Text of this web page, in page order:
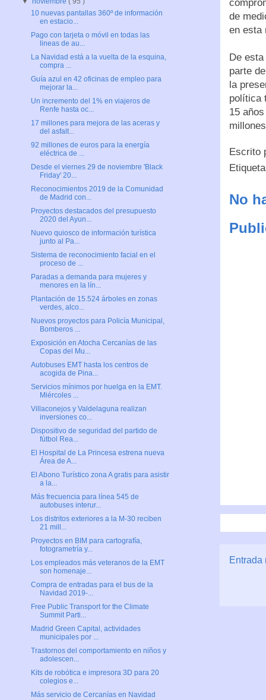
de
en esta
De
parte
la
política
15
Escrito
No
Entrada
10 nuevas pantallas 360º de información
en estacio...
Pago con tarjeta o móvil en todas las
lineas de au...
La Navidad está a la vuelta de la esquina,
compra ...
Guía azul en 42 oficinas de empleo para
mejorar la...
Un incremento del 1% en viajeros de
Renfe hasta oc...
17 millones para mejora de las aceras y
del asfalt...
92 millones de euros para la energía
eléctrica de ...
Desde el viernes 29 de noviembre 'Black
Friday' 20...
Reconocimientos 2019 de la Comunidad
de Madrid con...
Proyectos destacados del presupuesto
2020 del Ayun...
Nuevo quiosco de información turística
junto al Pa...
Sistema de reconocimiento facial en el
proceso de ...
Paradas a demanda para mujeres y
menores en la lín...
Plantación de 15.524 árboles en zonas
verdes, alco...
Nuevos proyectos para Policía Municipal,
Bomberos ...
Exposición en Atocha Cercanías de las
Copas del Mu...
Autobuses EMT hasta los centros de
acogida de Pina...
Servicios mínimos por huelga en la EMT.
Miércoles ...
Villaconejos y Valdelaguna realizan
inversiones co...
Dispositivo de seguridad del partido de
fútbol Rea...
El Hospital de La Princesa estrena nueva
Área de A...
El Abono Turístico zona A gratis para asistir
a la...
Más frecuencia para línea 545 de
autobuses interur...
Los distritos exteriores a la M-30 reciben
21 mill...
Proyectos en BIM para cartografía,
fotogrametría y...
Los empleados más veteranos de la EMT
son homenaje...
Compra de entradas para el bus de la
Navidad 2019-...
Free Public Transport for the Climate
Summit Parti...
Madrid Green Capital, actividades
municipales por ...
Trastornos del comportamiento en niños y
adolescen...
Kits de robótica e impresora 3D para 20
colegios e...
Más servicio de Cercanías en Navidad